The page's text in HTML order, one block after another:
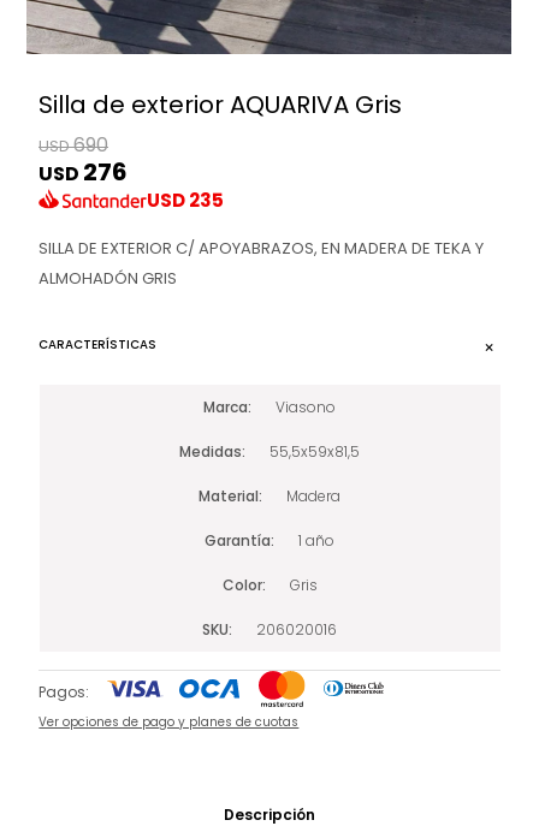
Silla de exterior AQUARIVA Gris
USD690
USD 276
USD235
SILLA DE EXTERIOR C/ APOYABRAZOS, EN MADERA DE TEKA Y
ALMOHADÓN GRIS
CARACTERÍSTICAS
Marca Viasono
Medidas 55,5x59x81,5
Material Madera
Garantía 1 año
Color Gris
SKU 206020016
Pagos:
Ver opciones de pago y planes de cuotas
Descripción